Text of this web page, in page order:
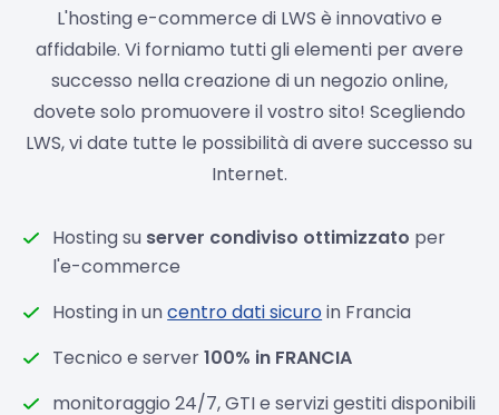
L'hosting e-commerce di LWS è innovativo e
affidabile. Vi forniamo tutti gli elementi per avere
successo nella creazione di un negozio online,
dovete solo promuovere il vostro sito! Scegliendo
LWS, vi date tutte le possibilità di avere successo su
Internet.
Hosting su server condiviso ottimizzato per
l'e-commerce
Hosting in uncentro dati sicuroin Francia
Tecnico e server100% in FRANCIA
monitoraggio 24/7, GTI e servizi gestiti disponibili